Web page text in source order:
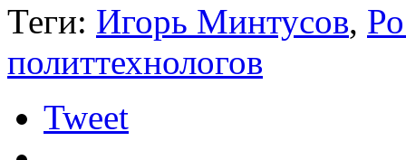
Теги: Игорь Минтусов,
политтехнологов
Tweet